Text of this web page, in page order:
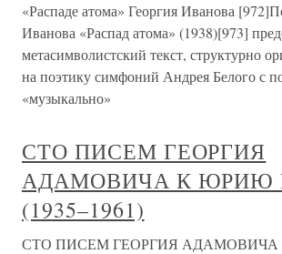
«Распаде атома» Георгия Иванова
Иванова «Распад атома» (1938)[973]
метасимволистский текст, структурно
на поэтику симфоний Андрея Белого с
«музыкально»
СТО ПИСЕМ ГЕОРГИЯ
АДАМОВИЧА К ЮРИЮ
(1935–1961)
СТО ПИСЕМ ГЕОРГИЯ